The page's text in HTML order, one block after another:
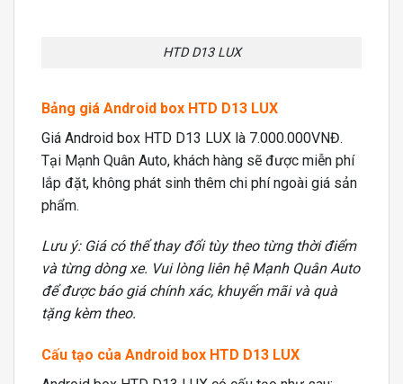
HTD D13 LUX
Bảng giá Android box HTD D13 LUX
Giá Android box HTD D13 LUX là 7.000.000VNĐ.
Tại Mạnh Quân Auto, khách hàng sẽ được miễn phí
lắp đặt, không phát sinh thêm chi phí ngoài giá sản
phẩm.
Lưu ý: Giá có thể thay đổi tùy theo từng thời điểm
và từng dòng xe. Vui lòng liên hệ Mạnh Quân Auto
để được báo giá chính xác, khuyến mãi và quà
tặng kèm theo.
Cấu tạo của Android box HTD D13 LUX